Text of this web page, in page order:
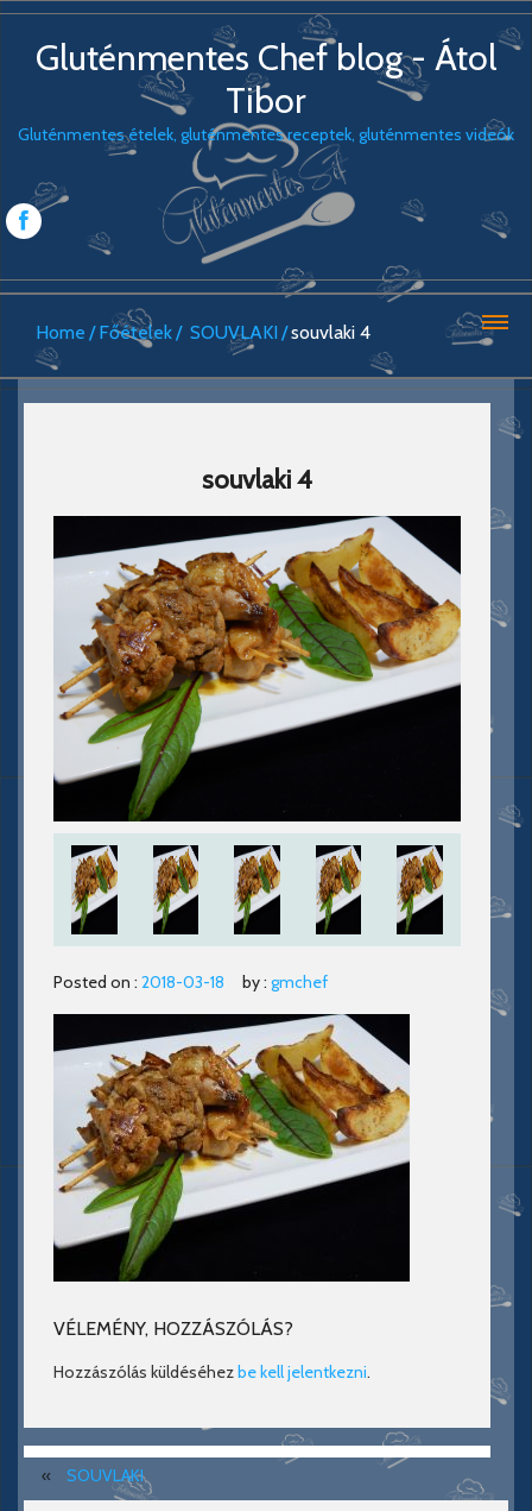
Gluténmentes Chef blog - Átol
Tibor
Gluténmentes ételek, gluténmentes receptek, gluténmentes videók
Home Főételek SOUVLAKI souvlaki 4
souvlaki 4
Posted on : 2018-03-18 by : gmchef
VÉLEMÉNY, HOZZÁSZÓLÁS?
Hozzászólás küldéséhezbe kell jelentkezni.
« SOUVLAKI